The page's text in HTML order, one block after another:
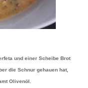
und einer Scheibe Brot
die Schnur gehauen hat,
Olivenöl.